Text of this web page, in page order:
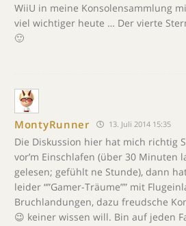
WiiU in meine Konsolensammlung
viel wichtiger heute … Der vierte
🙂
MontyRunner 13. Juli 2014 15:35
Die Diskussion hier hat mich richtig
vor’m Einschlafen (über 30 Minuten
gelesen; gefühlt ne Stunde), dann
leider “”Gamer-Träume”” mit
Bruchlandungen, dazu freudsche
😉 keiner wissen will. Bin auf jeden